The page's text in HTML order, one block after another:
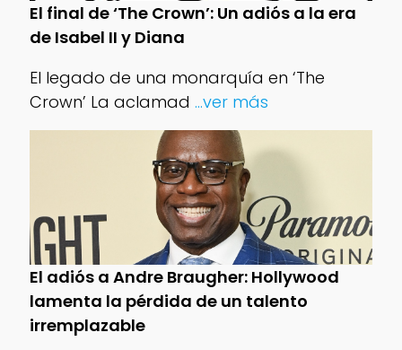
El final de ‘The Crown’: Un adiós a la era
de Isabel II y Diana
El legado de una monarquía en ‘The
Crown’ La aclamad ...ver más
El adiós a Andre Braugher: Hollywood
lamenta la pérdida de un talento
irremplazable